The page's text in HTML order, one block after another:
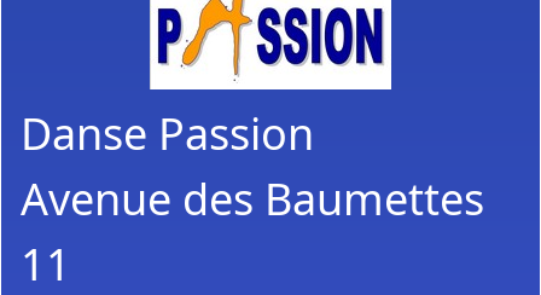
Danse Passion
Avenue des Baumettes
11